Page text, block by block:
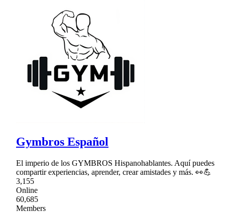
Gymbros Español
El imperio de los GYMBROS Hispanohablantes. Aquí puedes
compartir experiencias, aprender, crear amistades y más. 👀💪
3,155
Online
60,685
Members